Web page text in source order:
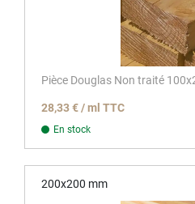
Pièce Douglas Non traité
28,33 € / ml TTC
En stock
200x200 mm